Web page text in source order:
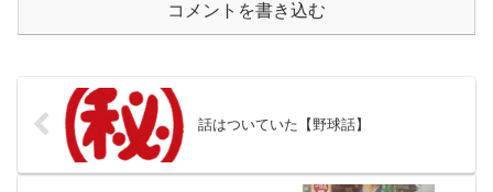
コメントを書き込む
話はついていた【野球話】